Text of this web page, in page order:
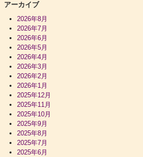
アーカイブ
2026年8月
2026年7月
2026年6月
2026年5月
2026年4月
2026年3月
2026年2月
2026年1月
2025年12月
2025年11月
2025年10月
2025年9月
2025年8月
2025年7月
2025年6月